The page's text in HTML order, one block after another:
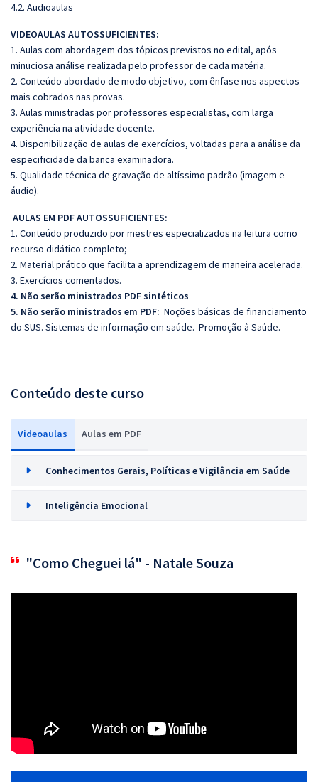
4.2. Audioaulas
VIDEOAULAS AUTOSSUFICIENTES:
1. Aulas com abordagem dos tópicos previstos no edital, após
minuciosa análise realizada pelo professor de cada matéria.
2. Conteúdo abordado de modo objetivo, com ênfase nos aspectos
mais cobrados nas provas.
3. Aulas ministradas por professores especialistas, com larga
experiência na atividade docente.
4. Disponibilização de aulas de exercícios, voltadas para a análise da
especificidade da banca examinadora.
5. Qualidade técnica de gravação de altíssimo padrão (imagem e
áudio).
AULAS EM PDF AUTOSSUFICIENTES:
1. Conteúdo produzido por mestres especializados na leitura como
recurso didático completo;
2. Material prático que facilita a aprendizagem de maneira acelerada.
3. Exercícios comentados.
4. Não serão ministrados PDF sintéticos
5. Não serão ministrados em PDF: Noções básicas de financiamento
do SUS. Sistemas de informação em saúde. Promoção à Saúde.
Conteúdo deste curso
Videoaulas Aulas em PDF
Conhecimentos Gerais, Políticas e Vigilância em Saúde
Inteligência Emocional
"Como Cheguei lá" - Natale Souza